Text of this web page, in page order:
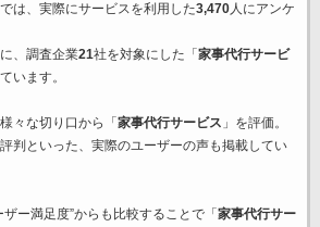
は、実際にサービスを利用した3,470人にアンケ
、調査企業21社を対象にした「 家事代行サービ
います。
々な切り口から「 家事代行サービス 」を評価。
判といった、実際のユーザーの声も掲載してい
ー満足度”からも比較することで「 家事代行サー